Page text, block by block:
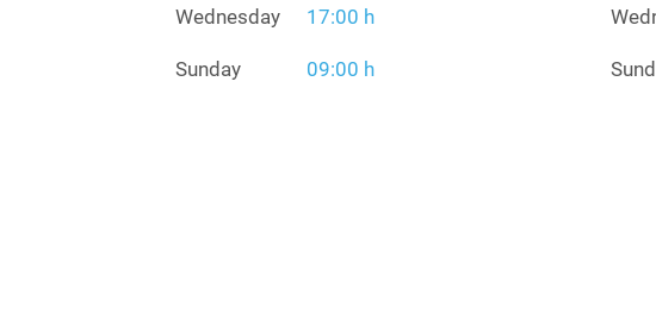
Wednesday 17:00 h
Sunday 09:00 h